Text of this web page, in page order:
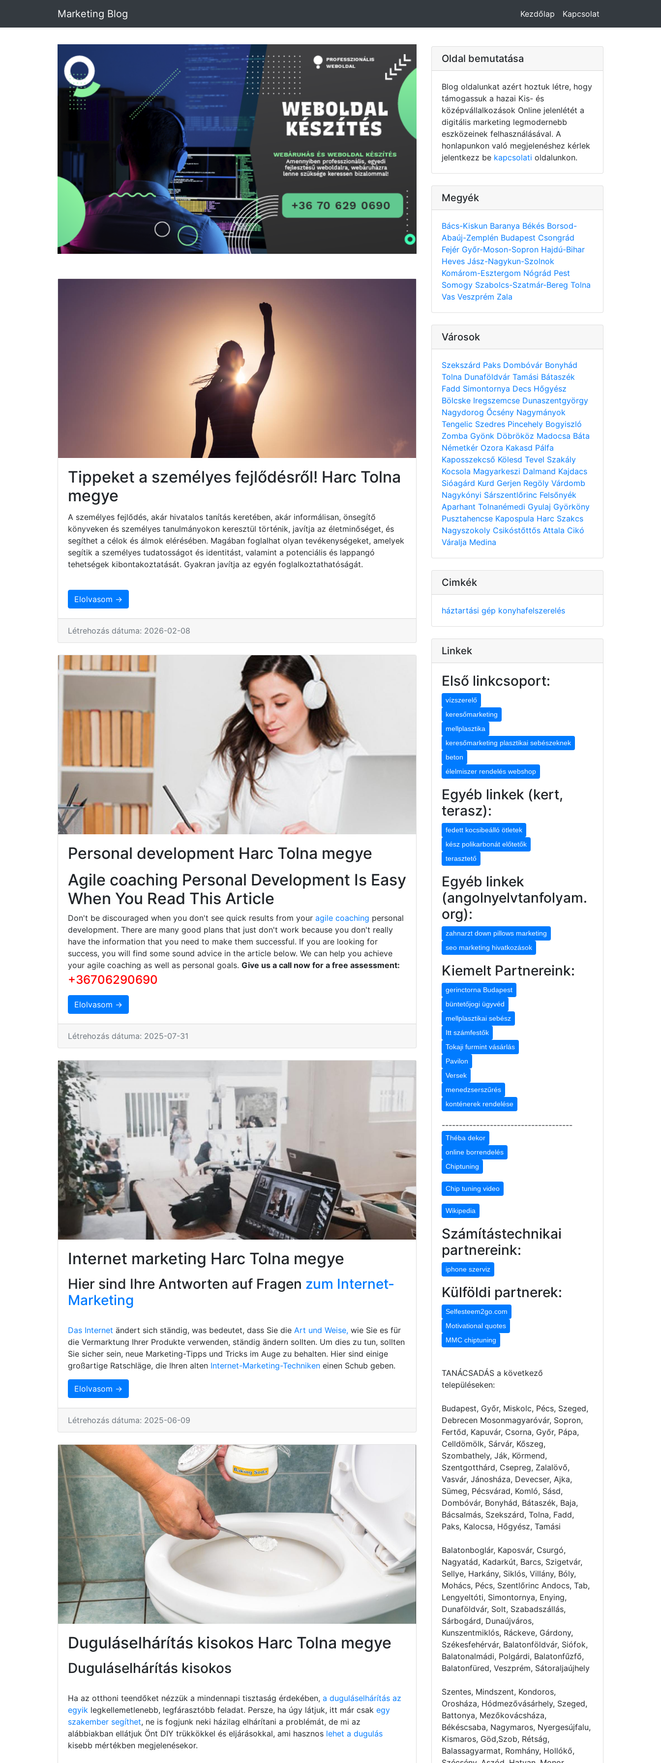
Marketing Blog Kezdőlap Kapcsolat
Tippeket a személyes fejlődésről! Harc Tolna
megye
A személyes fejlődés, akár hivatalos tanítás keretében, akár informálisan, önsegítő
könyveken és személyes tanulmányokon keresztül történik, javítja az életminőséget, és
segíthet a célok és álmok elérésében. Magában foglalhat olyan tevékenységeket, amelyek
segítik a személyes tudatosságot és identitást, valamint a potenciális és lappangó
tehetségek kibontakoztatását. Gyakran javítja az egyén foglalkoztathatóságát.
Elolvasom →
Létrehozás dátuma: 2026-02-08
Personal development Harc Tolna megye
Agile coaching Personal Development Is Easy
When You Read This Article
Don't be discouraged when you don't see quick results from your agile coaching personal
development. There are many good plans that just don't work because you don't really
have the information that you need to make them successful. If you are looking for
success, you will find some sound advice in the article below. We can help you achieve
your agile coaching as well as personal goals. Give us a call now for a free assessment:
+36706290690
Elolvasom →
Létrehozás dátuma: 2025-07-31
Internet marketing Harc Tolna megye
Hier sind Ihre Antworten auf Fragen zum Internet-
Marketing
Das Internet ändert sich ständig, was bedeutet, dass Sie die Art und Weise, wie Sie es für
die Vermarktung Ihrer Produkte verwenden, ständig ändern sollten. Um dies zu tun, sollten
Sie sicher sein, neue Marketing-Tipps und Tricks im Auge zu behalten. Hier sind einige
großartige Ratschläge, die Ihren alten Internet-Marketing-Techniken einen Schub geben.
Elolvasom →
Létrehozás dátuma: 2025-06-09
Duguláselhárítás kisokos Harc Tolna megye
Duguláselhárítás kisokos
Ha az otthoni teendőket nézzük a mindennapi tisztaság érdekében, a duguláselhárítás az
egyik legkellemetlenebb, legfárasztóbb feladat. Persze, ha úgy látjuk, itt már csak egy
szakember segíthet, ne is fogjunk neki házilag elhárítani a problémát, de mi az
alábbiakban ellátjuk Önt DIY trükkökkel és eljárásokkal, ami hasznos lehet a dugulás
kisebb mértékben megjelenésekor.
Oldal bemutatása
Blog oldalunkat azért hoztuk létre, hogy
támogassuk a hazai Kis- és
középvállalkozások Online jelenlétét a
digitális marketing legmodernebb
eszközeinek felhasználásával. A
honlapunkon való megjelenéshez kérlek
jelentkezz be kapcsolati oldalunkon.
Megyék
Bács-Kiskun Baranya Békés Borsod-
Abaúj-Zemplén Budapest Csongrád
Fejér Győr-Moson-Sopron Hajdú-Bihar
Heves Jász-Nagykun-Szolnok
Komárom-Esztergom Nógrád Pest
Somogy Szabolcs-Szatmár-Bereg Tolna
Vas Veszprém Zala
Városok
Szekszárd Paks Dombóvár Bonyhád
Tolna Dunaföldvár Tamási Bátaszék
Fadd Simontornya Decs Hőgyész
Bölcske Iregszemcse Dunaszentgyörgy
Nagydorog Őcsény Nagymányok
Tengelic Szedres Pincehely Bogyiszló
Zomba Gyönk Döbrököz Madocsa Báta
Németkér Ozora Kakasd Pálfa
Kaposszekcső Kölesd Tevel Szakály
Kocsola Magyarkeszi Dalmand Kajdacs
Sióagárd Kurd Gerjen Regöly Várdomb
Nagykónyi Sárszentlőrinc Felsőnyék
Aparhant Tolnanémedi Gyulaj Györköny
Pusztahencse Kapospula Harc Szakcs
Nagyszokoly Csikóstőttős Attala Cikó
Váralja Medina
Cimkék
háztartási gép konyhafelszerelés
Linkek
Első linkcsoport:
vízszerelő
keresőmarketing
mellplasztika
keresőmarketing plasztikai sebészeknek
beton
élelmiszer rendelés webshop
Egyéb linkek (kert,
terasz):
fedett kocsibeálló ötletek
kész polikarbonát előtetők
terasztető
Egyéb linkek
(angolnyelvtanfolyam.
org):
zahnarzt down pillows marketing
seo marketing hivatkozások
Kiemelt Partnereink:
gerinctorna Budapest
büntetőjogi ügyvéd
mellplasztikai sebész
Itt számfestők
Tokaji furmint vásárlás
Pavilon
Versek
menedzserszűrés
konténerek rendelése
--------------------------------------
Théba dekor
online borrendelés
Chiptuning
Chip tuning video
Wikipedia
Számítástechnikai
partnereink:
iphone szerviz
Külföldi partnerek:
Selfesteem2go.com
Motivational quotes
MMC chiptuning
TANÁCSADÁS a következő
településeken:
Budapest, Győr, Miskolc, Pécs, Szeged,
Debrecen Mosonmagyaróvár, Sopron,
Fertőd, Kapuvár, Csorna, Győr, Pápa,
Celldömölk, Sárvár, Kőszeg,
Szombathely, Ják, Körmend,
Szentgotthárd, Csepreg, Zalalövő,
Vasvár, Jánosháza, Devecser, Ajka,
Sümeg, Pécsvárad, Komló, Sásd,
Dombóvár, Bonyhád, Bátaszék, Baja,
Bácsalmás, Szekszárd, Tolna, Fadd,
Paks, Kalocsa, Hőgyész, Tamási
Balatonboglár, Kaposvár, Csurgó,
Nagyatád, Kadarkút, Barcs, Szigetvár,
Sellye, Harkány, Siklós, Villány, Bóly,
Mohács, Pécs, Szentlőrinc Andocs, Tab,
Lengyeltóti, Simontornya, Enying,
Dunaföldvár, Solt, Szabadszállás,
Sárbogárd, Dunaújváros,
Kunszentmiklós, Ráckeve, Gárdony,
Székesfehérvár, Balatonföldvár, Siófok,
Balatonalmádi, Polgárdi, Balatonfűzfő,
Balatonfüred, Veszprém, Sátoraljaújhely
Szentes, Mindszent, Kondoros,
Orosháza, Hódmezővásárhely, Szeged,
Battonya, Mezőkovácsháza,
Békéscsaba, Nagymaros, Nyergesújfalu,
Kismaros, Göd,Szob, Rétság,
Balassagyarmat, Romhány, Hollókő,